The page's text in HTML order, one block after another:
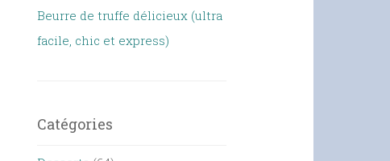
Beurre de truffe délicieux (ultra
facile, chic et express)
Catégories